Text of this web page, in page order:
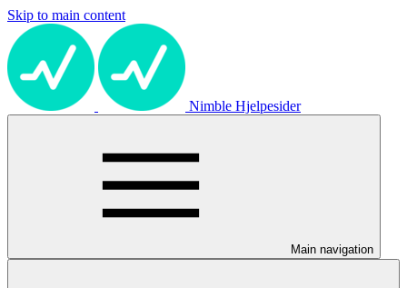
Skip to main content
Nimble Hjelpesider
Main navigation